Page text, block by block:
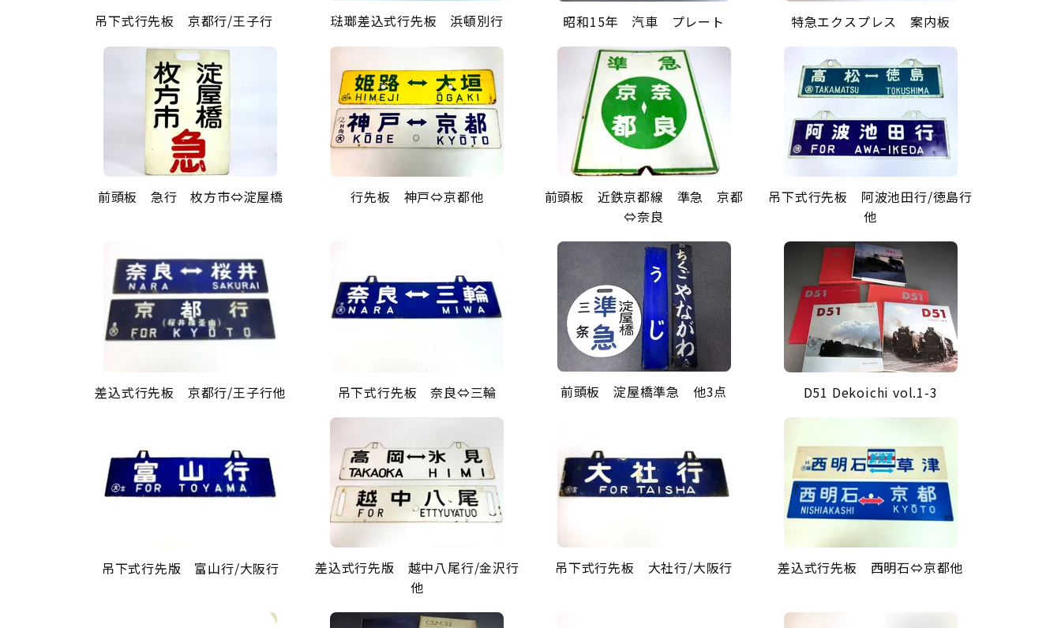
吊下式行先板 京都行/王子行 琺瑯差込式行先板 浜頓別行 昭和15年 汽車 プレート 特急エクスプレス 案内板
前頭板 急行 枚方市⇔淀屋橋 行先板 神戸⇔京都他
前頭板 近鉄京都線 準急 京都
⇔奈良
吊下式行先板 阿波池田行/徳島行
他
差込式行先板 京都行/王子行他 吊下式行先板 奈良⇔三輪 前頭板 淀屋橋準急 他3点 D51 Dekoichi vol.1-3
吊下式行先版 富山行/大阪行
差込式行先版 越中八尾行/金沢行
他
吊下式行先板 大社行/大阪行 差込式行先板 西明石⇔京都他